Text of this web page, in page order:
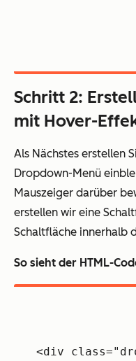
Schritt 2:
mit Hover-
Als Nächstes erstellen
Dropdown-Menü
Mauszeiger darüber
erstellen wir eine
Schaltfläche innerhalb
So sieht der HTML-
<div